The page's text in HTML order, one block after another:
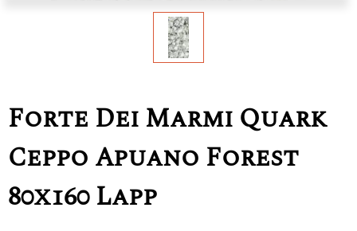
Forte Dei Marmi Quark
Ceppo Apuano Forest
80x160 Lapp